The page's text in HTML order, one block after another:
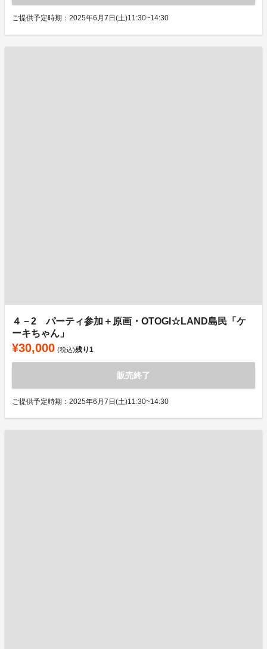
ご提供予定時期：2025年6月7日(土)11:30~14:30
４－2 パーティ参加＋原画・OTOGI☆LAND島民「ケ
ーキちゃん」
¥30,000 (税込)残り1
販売終了
ご提供予定時期：2025年6月7日(土)11:30~14:30